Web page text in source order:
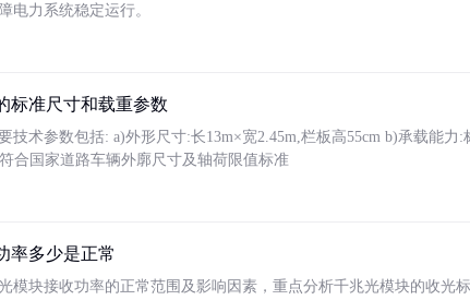
电力系统稳定运行。
标准尺寸和载重参数
技术参数包括: a)外形尺寸:长13m×宽2.45m,栏板高55cm b)承载能力:
合国家道路车辆外廓尺寸及轴荷限值标准
率多少是正常
模块接收功率的正常范围及影响因素，重点分析千兆光模块的收光